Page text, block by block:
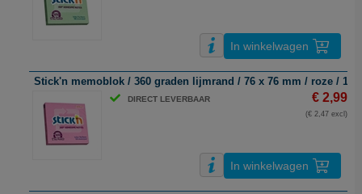
In winkelwagen
Stick'n memoblok / 360 graden lijmrand / 76 x 76 mm / roze / 100
DIRECT LEVERBAAR € 2,99
(€ 2,47 excl)
In winkelwagen